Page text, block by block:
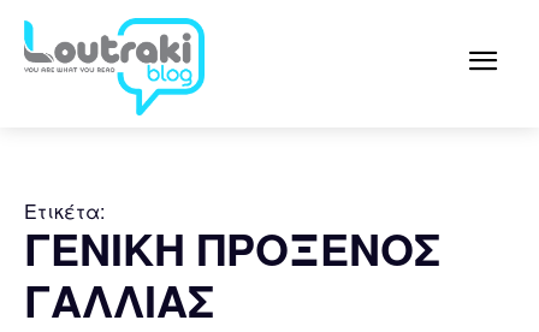
Ετικέτα:
ΓΕΝΙΚΗ ΠΡΟΞΕΝΟΣ
ΓΑΛΛΙΑΣ